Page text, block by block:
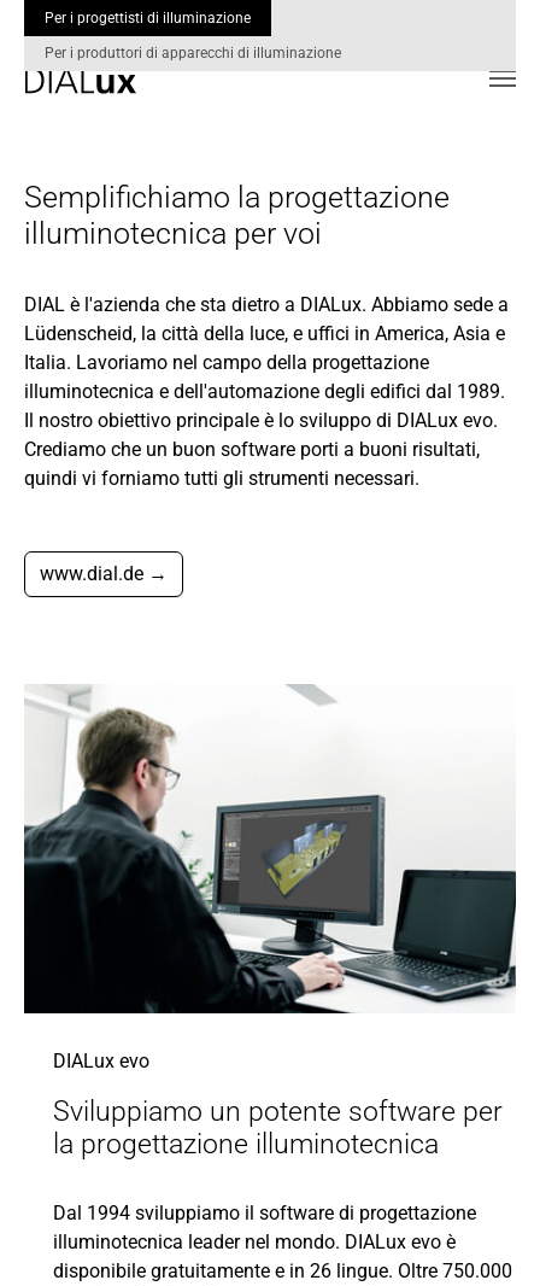
Per i progettisti di illuminazione
Per i produttori di apparecchi di illuminazione
Semplifichiamo la progettazione
illuminotecnica per voi
DIAL è l'azienda che sta dietro a DIALux. Abbiamo sede a
Lüdenscheid, la città della luce, e uffici in America, Asia e
Italia. Lavoriamo nel campo della progettazione
illuminotecnica e dell'automazione degli edifici dal 1989.
Il nostro obiettivo principale è lo sviluppo di DIALux evo.
Crediamo che un buon software porti a buoni risultati,
quindi vi forniamo tutti gli strumenti necessari.
www.dial.de →
DIALux evo
Sviluppiamo un potente software per
la progettazione illuminotecnica
Dal 1994 sviluppiamo il software di progettazione
illuminotecnica leader nel mondo. DIALux evo è
disponibile gratuitamente e in 26 lingue. Oltre 750.000